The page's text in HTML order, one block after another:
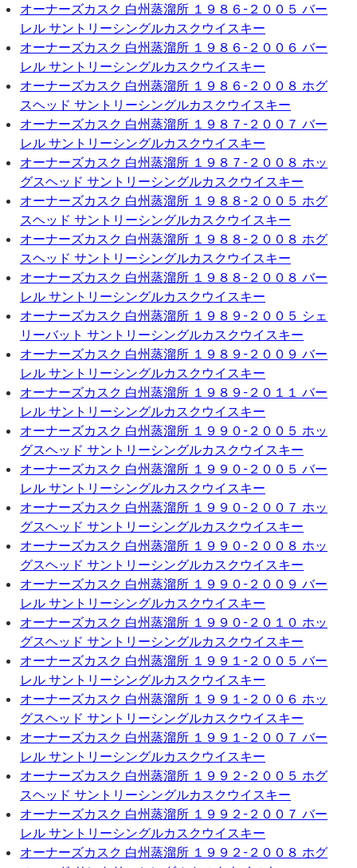
オーナーズカスク 白州蒸溜所 １９８６-２００５ バー
レル サントリーシングルカスクウイスキー
オーナーズカスク 白州蒸溜所 １９８６-２００６ バー
レル サントリーシングルカスクウイスキー
オーナーズカスク 白州蒸溜所 １９８６-２００８ ホグ
スヘッド サントリーシングルカスクウイスキー
オーナーズカスク 白州蒸溜所 １９８７-２００７ バー
レル サントリーシングルカスクウイスキー
オーナーズカスク 白州蒸溜所 １９８７-２００８ ホッ
グスヘッド サントリーシングルカスクウイスキー
オーナーズカスク 白州蒸溜所 １９８８-２００５ ホグ
スヘッド サントリーシングルカスクウイスキー
オーナーズカスク 白州蒸溜所 １９８８-２００８ ホグ
スヘッド サントリーシングルカスクウイスキー
オーナーズカスク 白州蒸溜所 １９８８-２００８ バー
レル サントリーシングルカスクウイスキー
オーナーズカスク 白州蒸溜所 １９８９-２００５ シェ
リーバット サントリーシングルカスクウイスキー
オーナーズカスク 白州蒸溜所 １９８９-２００９ バー
レル サントリーシングルカスクウイスキー
オーナーズカスク 白州蒸溜所 １９８９-２０１１ バー
レル サントリーシングルカスクウイスキー
オーナーズカスク 白州蒸溜所 １９９０-２００５ ホッ
グスヘッド サントリーシングルカスクウイスキー
オーナーズカスク 白州蒸溜所 １９９０-２００５ バー
レル サントリーシングルカスクウイスキー
オーナーズカスク 白州蒸溜所 １９９０-２００７ ホッ
グスヘッド サントリーシングルカスクウイスキー
オーナーズカスク 白州蒸溜所 １９９０-２００８ ホッ
グスヘッド サントリーシングルカスクウイスキー
オーナーズカスク 白州蒸溜所 １９９０-２００９ バー
レル サントリーシングルカスクウイスキー
オーナーズカスク 白州蒸溜所 １９９０-２０１０ ホッ
グスヘッド サントリーシングルカスクウイスキー
オーナーズカスク 白州蒸溜所 １９９１-２００５ バー
レル サントリーシングルカスクウイスキー
オーナーズカスク 白州蒸溜所 １９９１-２００６ ホッ
グスヘッド サントリーシングルカスクウイスキー
オーナーズカスク 白州蒸溜所 １９９１-２００７ バー
レル サントリーシングルカスクウイスキー
オーナーズカスク 白州蒸溜所 １９９２-２００５ ホグ
スヘッド サントリーシングルカスクウイスキー
オーナーズカスク 白州蒸溜所 １９９２-２００７ バー
レル サントリーシングルカスクウイスキー
オーナーズカスク 白州蒸溜所 １９９２-２００８ ホグ